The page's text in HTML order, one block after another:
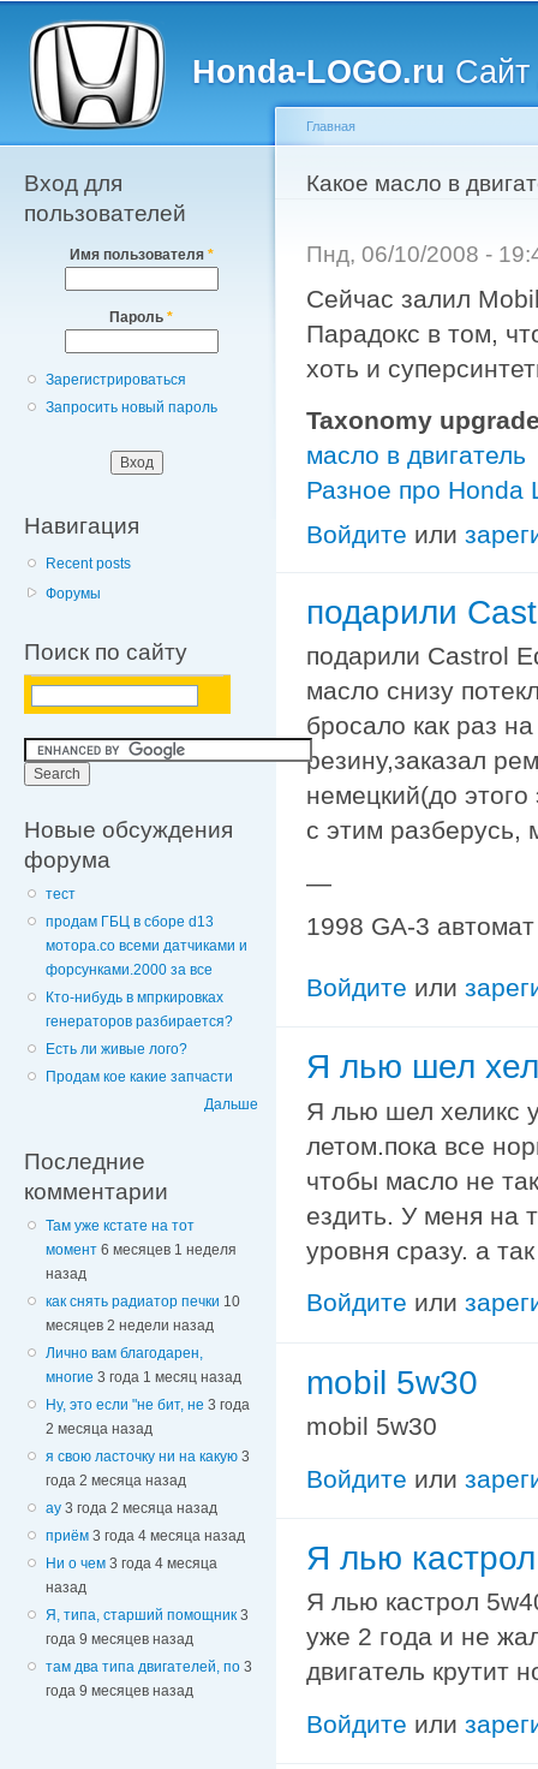
Honda-LOGO.ru Сайт
Главное меню
Вход для
пользователей
Имя пользователя *
Пароль *
Зарегистрироваться
Запросить новый пароль
Навигация
Recent posts
Форумы
Поиск по сайту
Новые обсуждения
форума
тест
продам ГБЦ в сборе d13
мотора.со всеми датчиками и
форсунками.2000 за все
Кто-нибудь в мпркировках
генераторов разбирается?
Есть ли живые лого?
Продам кое какие запчасти
Дальше
Последние
комментарии
Там уже кстате на тот
момент 6 месяцев 1 неделя
назад
как снять радиатор печки 10
месяцев 2 недели назад
Лично вам благодарен,
многие 3 года 1 месяц назад
Ну, это если "не бит, не 3 года
2 месяца назад
я свою ласточку ни на какую 3
года 2 месяца назад
ау 3 года 2 месяца назад
приём 3 года 4 месяца назад
Ни о чем 3 года 4 месяца
назад
Я, типа, старший помощник 3
года 9 месяцев назад
там два типа двигателей, по 3
года 9 месяцев назад
Вы здесь
Главная
Какое масло в
Пнд, 06/10/2008 -
Сейчас залил
Парадокс в том,
хоть и
Taxonomy
масло в двигатель
Разное про Honda
Войдите или
подарили
подарили Castrol
масло снизу
бросало как раз
резину,заказал
немецкий(до этого
с этим разберусь,
—
1998 GA-3
Войдите или
Я лью шел
Я лью шел хеликс
летом.пока все
чтобы масло не
ездить. У меня на
уровня сразу. а
Войдите или
mobil 5w30
mobil 5w30
Войдите или
Я лью
Я лью кастрол
уже 2 года и не
двигатель крутит
Войдите или